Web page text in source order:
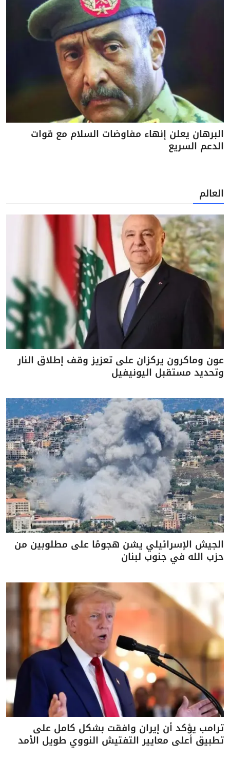
البرهان يعلن إنهاء مفاوضات السلام مع قوات
الدعم السريع
العالم
عون وماكرون يركزان على تعزيز وقف إطلاق النار
وتحديد مستقبل اليونيفيل
الجيش الإسرائيلي يشن هجومًا على مطلوبين من
حزب الله في جنوب لبنان
ترامب يؤكد أن إيران وافقت بشكل كامل على
تطبيق أعلى معايير التفتيش النووي طويل الأمد